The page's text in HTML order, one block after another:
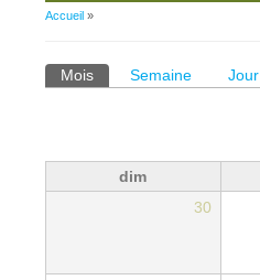
Vous êtes ici
Accueil»
Onglets principaux
Mois(onglet actif)
Semaine Jour
dim
30